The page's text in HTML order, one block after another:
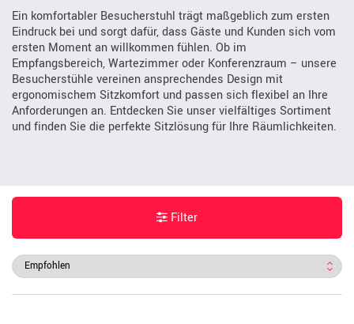
Ein komfortabler Besucherstuhl trägt maßgeblich zum ersten
Eindruck bei und sorgt dafür, dass Gäste und Kunden sich vom
ersten Moment an willkommen fühlen. Ob im
Empfangsbereich, Wartezimmer oder Konferenzraum – unsere
Besucherstühle vereinen ansprechendes Design mit
ergonomischem Sitzkomfort und passen sich flexibel an Ihre
Anforderungen an. Entdecken Sie unser vielfältiges Sortiment
und finden Sie die perfekte Sitzlösung für Ihre Räumlichkeiten.
Filter